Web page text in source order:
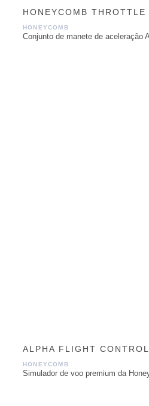
HONEYCOMB
HONEYCOMB
Conjunto de manete de aceleração
ALPHA FLIGHT
HONEYCOMB
Simulador de voo premium da